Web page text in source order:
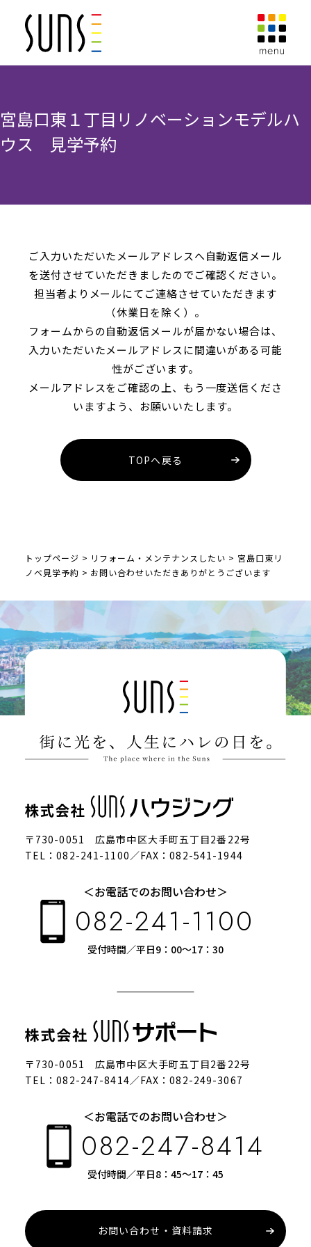
宮島口東１丁目リノベーションモデルハ
ウス 見学予約
ご入力いただいたメールアドレスへ自動返信メール
を送付させていただきましたのでご確認ください。
担当者よりメールにてご連絡させていただきます
（休業日を除く）。
フォームからの自動返信メールが届かない場合は、
入力いただいたメールアドレスに間違いがある可能
性がございます。
メールアドレスをご確認の上、もう一度送信くださ
いますよう、お願いいたします。
TOPへ戻る
トップページ > リフォーム・メンテナンスしたい > 宮島口東リ
ノベ見学予約 > お問い合わせいただきありがとうございます
〒730-0051 広島市中区大手町五丁目2番22号
TEL：082-241-1100／FAX：082-541-1944
＜お電話でのお問い合わせ＞
082-241-1100
受付時間／平日9：00～17：30
〒730-0051 広島市中区大手町五丁目2番22号
TEL：082-247-8414／FAX：082-249-3067
＜お電話でのお問い合わせ＞
082-247-8414
受付時間／平日8：45～17：45
お問い合わせ・資料請求